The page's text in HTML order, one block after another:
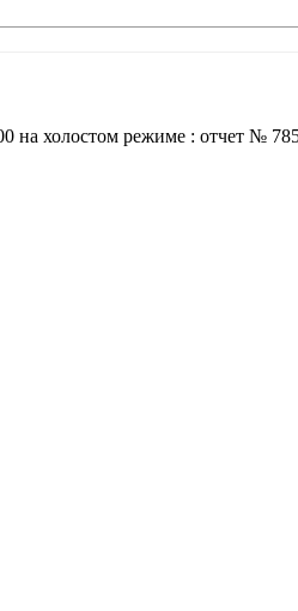
холостом режиме : отчет №